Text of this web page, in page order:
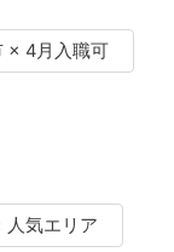
× 4月入職可
人気エリア